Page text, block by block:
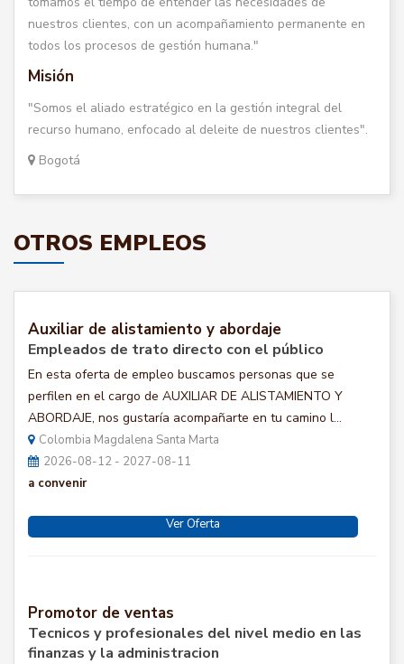
nuestros clientes, con un acompañamiento permanente en
todos los procesos de gestión humana."
Misión
"Somos el aliado estratégico en la gestión integral del
recurso humano, enfocado al deleite de nuestros clientes".
Bogotá
OTROS EMPLEOS
Auxiliar de alistamiento y abordaje
Empleados de trato directo con el público
En esta oferta de empleo buscamos personas que se
perfilen en el cargo de AUXILIAR DE ALISTAMIENTO Y
ABORDAJE, nos gustaría acompañarte en tu camino l...
Colombia Magdalena Santa Marta
2026-08-12 - 2027-08-11
a convenir
Ver Oferta
Promotor de ventas
Tecnicos y profesionales del nivel medio en las
finanzas y la administracion